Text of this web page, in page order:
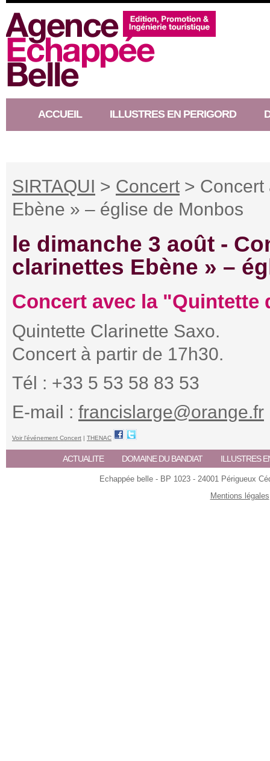
ACCUEIL ILLUSTRES EN PERIGORD
SIRTAQUI > Concert > Concert
Ebène » – église de Monbos
le dimanche 3 août -
clarinettes Ebène » –
Concert avec la "Quintette
Quintette Clarinette Saxo.
Concert à partir de 17h30.
Tél : +33 5 53 58 83 53
E-mail : francislarge@orange.fr
Voir l'événement Concert | THENAC
ACTUALITE DOMAINE DU BANDIAT ILLUSTRES
Echappée belle - BP 1023 - 24001 Périgueux
Mentions légales